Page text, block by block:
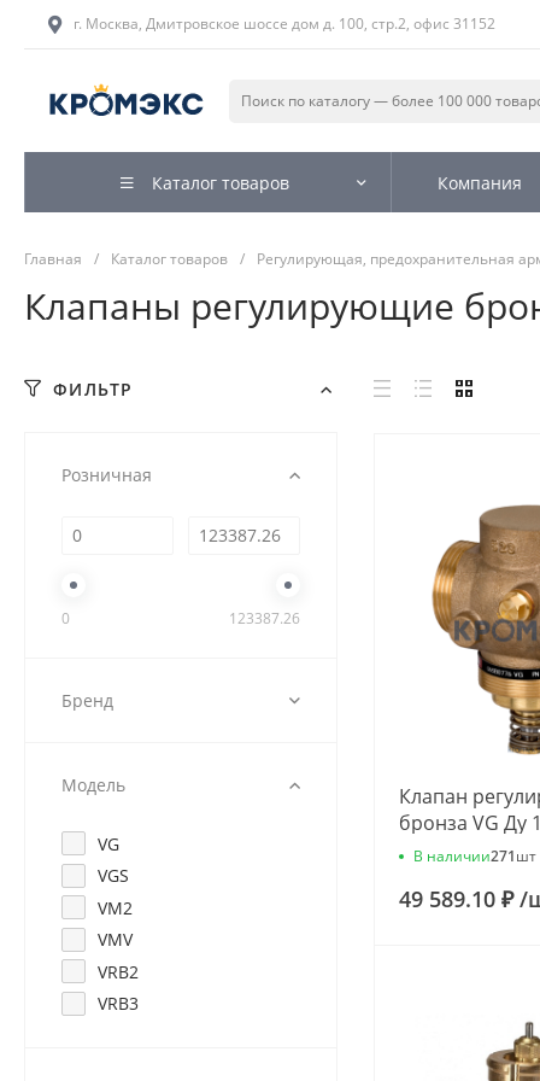
г. Москва, Дмитровское шоссе дом д. 100, стр.2, офис 31152
Каталог товаров Компания
Главная / Каталог товаров / Регулирующая, предохранительная
Клапаны регулирующие
ФИЛЬТР
Розничная
0 123387.26
Бренд
Модель
VG
VGS
VM2
VMV
VRB2
VRB3
Клапан
бронза VG Ду
G3/4"
В наличии271шт
49 589.10 ₽/